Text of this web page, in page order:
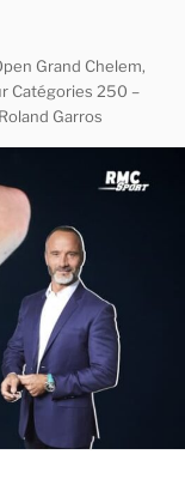
Grand Chelem,
Catégories 250 –
Garros